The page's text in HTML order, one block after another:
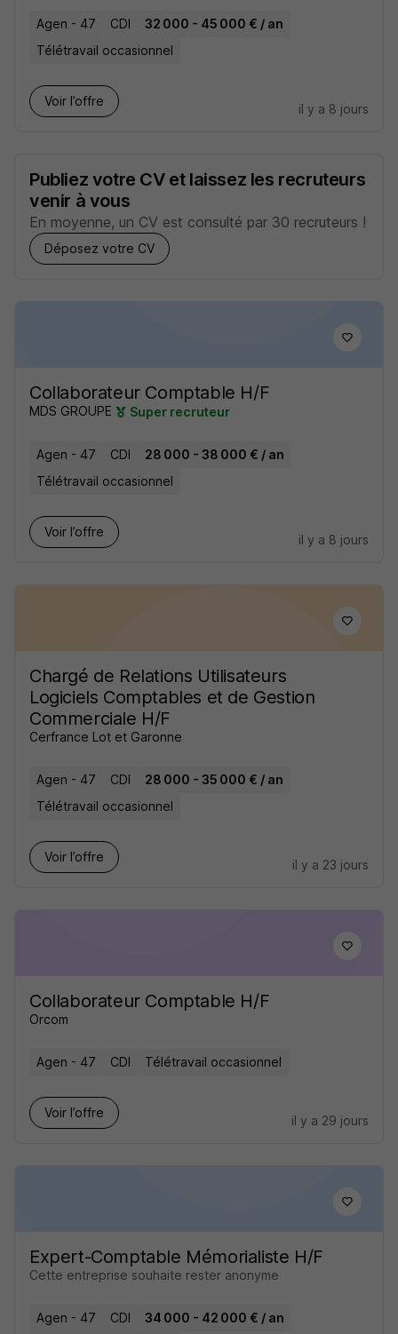
Agen - 47 CDI
32 000 - 45 000 € / an
Télétravail occasionnel
Voir l’offre
il y a 8 jours
Publiez votre CV et laissez les recruteurs
venir à vous
En moyenne, un CV est consulté par 30 recruteurs !
Déposez votre CV
Collaborateur Comptable H/F
MDS GROUPE Super recruteur
Agen - 47 CDI
28 000 - 38 000 € / an
Télétravail occasionnel
Voir l’offre
il y a 8 jours
Chargé de Relations Utilisateurs
Logiciels Comptables et de Gestion
Commerciale H/F
Cerfrance Lot et Garonne
Agen - 47 CDI
28 000 - 35 000 € / an
Télétravail occasionnel
Voir l’offre
il y a 23 jours
Collaborateur Comptable H/F
Orcom
Agen - 47 CDI Télétravail occasionnel
Voir l’offre
il y a 29 jours
Expert-Comptable Mémorialiste H/F
Cette entreprise souhaite rester anonyme
Agen - 47 CDI 34 000 - 42 000 € / an